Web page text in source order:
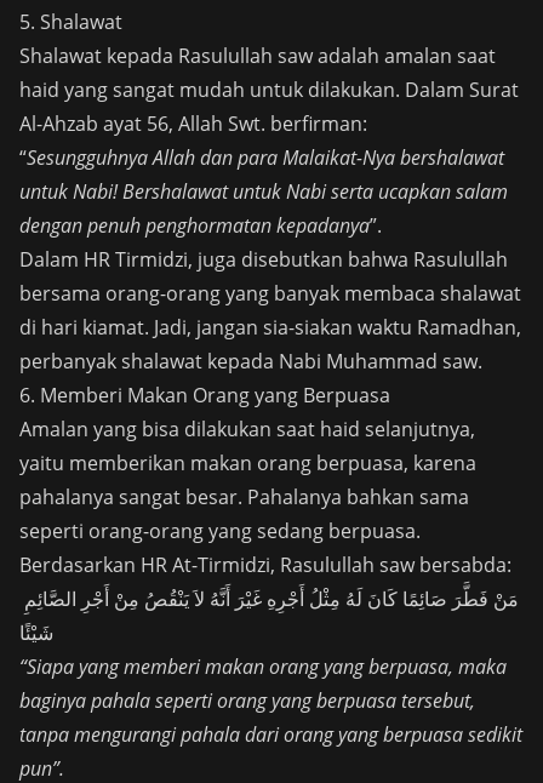
5. Shalawat
Shalawat kepada Rasulullah saw adalah amalan saat
haid yang sangat mudah untuk dilakukan. Dalam Surat
Al-Ahzab ayat 56, Allah Swt. berfirman:
“Sesungguhnya Allah dan para Malaikat-Nya bershalawat
untuk Nabi! Bershalawat untuk Nabi serta ucapkan salam
dengan penuh penghormatan kepadanya”.
Dalam HR Tirmidzi, juga disebutkan bahwa Rasulullah
bersama orang-orang yang banyak membaca shalawat
di hari kiamat. Jadi, jangan sia-siakan waktu Ramadhan,
perbanyak shalawat kepada Nabi Muhammad saw.
6. Memberi Makan Orang yang Berpuasa
Amalan yang bisa dilakukan saat haid selanjutnya,
yaitu memberikan makan orang berpuasa, karena
pahalanya sangat besar. Pahalanya bahkan sama
seperti orang-orang yang sedang berpuasa.
Berdasarkan HR At-Tirmidzi, Rasulullah saw bersabda:
شَيْئًا
“Siapa yang memberi makan orang yang berpuasa, maka
baginya pahala seperti orang yang berpuasa tersebut,
tanpa mengurangi pahala dari orang yang berpuasa sedikit
pun”.